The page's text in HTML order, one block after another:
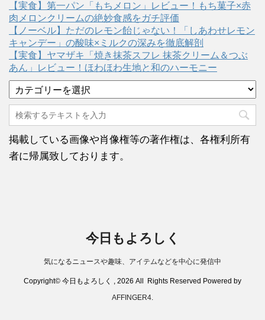
【実食】第一パン「もちメロン」レビュー！もち菓子×赤
肉メロンクリームの絶妙食感をガチ評価
【ノーベル】ただのレモン飴じゃない！「しあわせレモン
キャンデー」の酸味×ミルクの深みを徹底解剖
【実食】ヤマザキ「焼き抹茶スフレ 抹茶クリーム＆つぶ
あん」レビュー！ほわほわ生地と和のハーモニー
テ
ゴ
リ
ー
掲載している画像や肖像権等の著作権は、各権利所有
者に帰属致しております。
今日もよろしく
気になるニュースや趣味、アイテムなどを中心に発信中
Copyright© 今日もよろしく , 2026 All Rights Reserved Powered by
AFFINGER4.